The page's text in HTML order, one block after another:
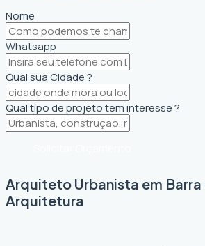
Nome
Whatsapp
Qual sua Cidade ?
Qual tipo de projeto tem interesse ?
Arquiteto Urbanista em
Arquitetura